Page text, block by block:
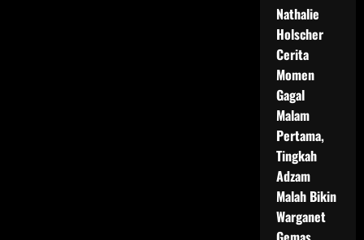
Nathalie
Holscher
Cerita
Momen
Gagal
Malam
Pertama,
Tingkah
Adzam
Malah Bikin
Warganet